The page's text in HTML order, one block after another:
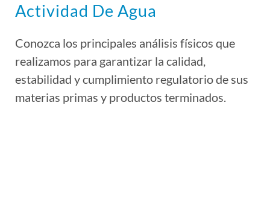
Actividad De Agua
Conozca los principales análisis físicos que
realizamos para garantizar la calidad,
estabilidad y cumplimiento regulatorio de sus
materias primas y productos terminados.